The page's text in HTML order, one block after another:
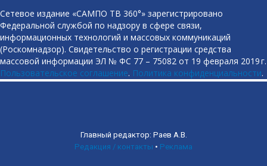
Сетевое издание «САМПО ТВ 360°» зарегистрировано
Федеральной службой по надзору в сфере связи,
информационных технологий и массовых коммуникаций
(Роскомнадзор). Свидетельство о регистрации средства
массовой информации ЭЛ № ФС 77 – 75082 от 19 февраля 2019 г.
Пользовательское соглашение. Политика конфиденциальности.
Главный редактор: Раев А.В.
Редакция / контакты • Реклама